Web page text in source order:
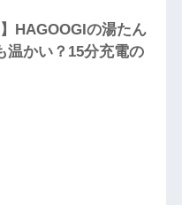
HAGOOGIの湯たん
温かい？15分充電の